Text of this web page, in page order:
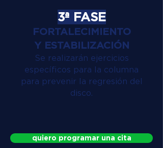
3ª FASE
FORTALECIMIENTO
Y ESTABILIZACIÓN
Se realizarán ejercicios
específicos para la columna
para prevenir la regresión del
disco.
quiero programar una cita